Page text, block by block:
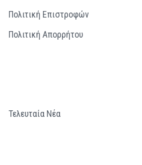
Πολιτική Επιστροφών
Πολιτική Απορρήτου
Τελευταία Νέα